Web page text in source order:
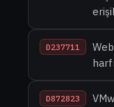
D237711
D872823